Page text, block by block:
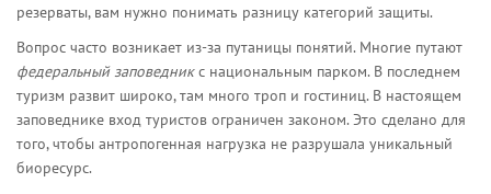
резерваты, вам нужно понимать разницу категорий защиты.
Вопрос часто возникает из-за путаницы понятий. Многие путают
федеральный заповедникс национальным парком. В последнем
туризм развит широко, там много троп и гостиниц. В настоящем
заповеднике вход туристов ограничен законом. Это сделано для
того, чтобы антропогенная нагрузка не разрушала уникальный
биоресурс.